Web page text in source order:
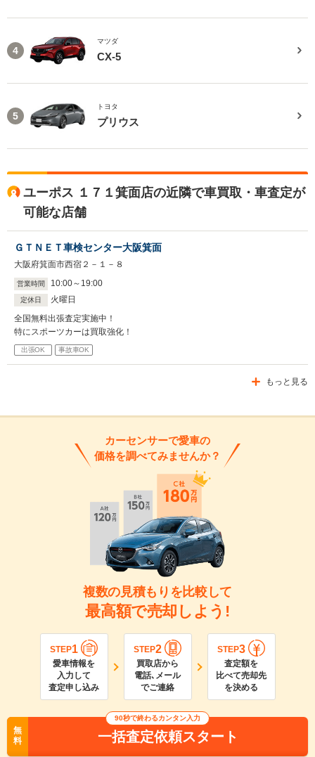
4
マツダ
CX-5
5
トヨタ
プリウス
ユーポス １７１箕面店の近隣で車買取・車査定が
可能な店舗
ＧＴＮＥＴ車検センター大阪箕面
大阪府箕面市西宿２－１－８
営業時間 10:00～ 19:00
定休日
火曜日
全国無料出張査定実施中！
特にスポーツカーは買取強化！
出張OK 事故車OK
もっと見る
カーセンサーで愛車の
価格を調べてみませんか？
複数の見積もりを比較して
最高額で売却しよう!
STEP1
愛車情報を
入力して
査定申し込み
STEP2
買取店から
電話､メール
でご連絡
STEP3
査定額を
比べて売却先
を決める
無
料
90秒で終わるカンタン入力
一括査定依頼スタート